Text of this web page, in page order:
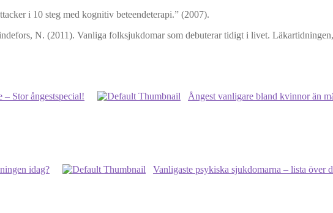
i 10 steg med kognitiv beteendeterapi.” (2007).
N. (2011). Vanliga folksjukdomar som debuterar tidigt i livet.
– Stor ångestspecial! Ångest vanligare bland kvinnor än
idag? Vanligaste psykiska sjukdomarna – lista över